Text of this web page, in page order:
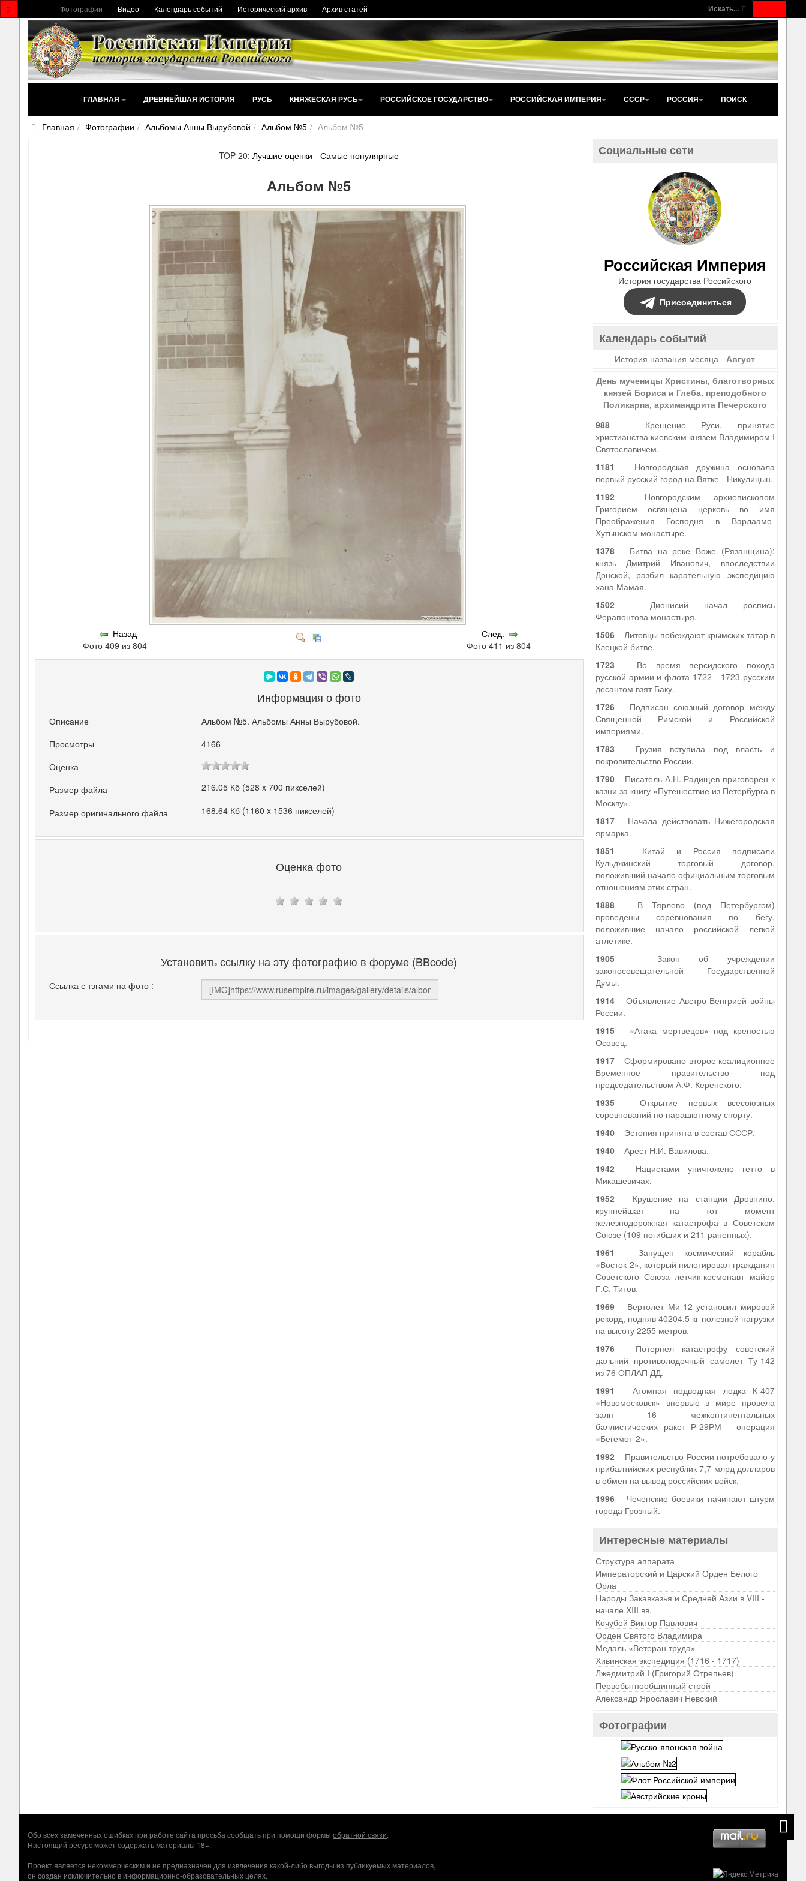
Искать...
Фотографии Видео Календарь событий Исторический архив Архив статей
ГЛАВНАЯ ДРЕВНЕЙШАЯ ИСТОРИЯ РУСЬ КНЯЖЕСКАЯ РУСЬ РОССИЙСКОЕ ГОСУДАРСТВО РОССИЙСКАЯ ИМПЕРИЯ СССР РОССИЯ ПОИСК
Главная Фотографии Альбомы Анны Вырубовой Альбом №5 Альбом №5
TOP 20:Лучшие оценки -Самые популярные
Альбом №5
Назад
Фото 409 из 804
След.
Фото 411 из 804
Информация о фото
Описание
Альбом №5. Альбомы Анны Вырубовой.
Просмотры
4166
Оценка
Размер файла
216.05 Кб (528 x 700 пикселей)
Размер оригинального файла 168.64 Кб (1160 x 1536 пикселей)
Оценка фото
Установить ссылку на эту фотографию в форуме (BBcode)
Ссылка с тэгами на фото :
Социальные сети
Российская Империя
История государства Российского
Присоединиться
Календарь событий
История названия месяца -Август
День мученицы Христины, благотворных
князей Бориса и Глеба, преподобного
Поликарпа, архимандрита Печерского
988– Крещение Руси, принятие
христианства киевским князем Владимиром I
Святославичем.
1181 – Новгородская дружина основала
первый русский город на Вятке - Никулицын.
1192– Новгородским архиепископом
Григорием освящена церковь во имя
Преображения Господня в Варлаамо-
Хутынском монастыре.
1378– Битва на реке Воже (Рязанщина):
князь Дмитрий Иванович, впоследствии
Донской, разбил карательную экспедицию
хана Мамая.
1502– Дионисий начал роспись
Ферапонтова монастыря.
1506– Литовцы побеждают крымских татар в
Клецкой битве.
1723 – Во время персидского похода
русской армии и флота 1722 - 1723 русским
десантом взят Баку.
1726– Подписан союзный договор между
Священной Римской и Российской
империями.
1783 – Грузия вступила под власть и
покровительство России.
1790– Писатель А.Н. Радищев приговорен к
казни за книгу «Путешествие из Петербурга в
Москву».
1817– Начала действовать Нижегородская
ярмарка.
1851 – Китай и Россия подписали
Кульджинский торговый договор,
положивший начало официальным торговым
отношениям этих стран.
1888– В Тярлево (под Петербургом)
проведены соревнования по бегу,
положившие начало российской легкой
атлетике.
1905– Закон об учреждении
законосовещательной Государственной
Думы.
1914– Объявление Австро-Венгрией войны
России.
1915– «Атака мертвецов» под крепостью
Осовец.
1917– Сформировано второе коалиционное
Временное правительство под
председательством А.Ф. Керенского.
1935– Открытие первых всесоюзных
соревнований по парашютному спорту.
1940– Эстония принята в состав СССР.
1940– Арест Н.И. Вавилова.
1942– Нацистами уничтожено гетто в
Микашевичах.
1952– Крушение на станции Дровнино,
крупнейшая на тот момент
железнодорожная катастрофа в Советском
Союзе (109 погибших и 211 раненных).
1961 – Запущен космический корабль
«Восток-2», который пилотировал гражданин
Советского Союза летчик-космонавт майор
Г.С. Титов.
1969– Вертолет Ми-12 установил мировой
рекорд, подняв 40204,5 кг полезной нагрузки
на высоту 2255 метров.
1976– Потерпел катастрофу советский
дальний противолодочный самолет Ту-142
из 76 ОПЛАП ДД.
1991 – Атомная подводная лодка К-407
«Новомосковск» впервые в мире провела
залп 16 межконтинентальных
баллистических ракет Р-29РМ - операция
«Бегемот-2».
1992– Правительство России потребовало у
прибалтийских республик 7,7 млрд долларов
в обмен на вывод российских войск.
1996– Чеченские боевики начинают штурм
города Грозный.
Интересные материалы
Структура аппарата
Императорский и Царский Орден Белого
Орла
Народы Закавказья и Средней Азии в VIII -
начале XIII вв.
Кочубей Виктор Павлович
Орден Святого Владимира
Медаль «Ветеран труда»
Хивинская экспедиция (1716 - 1717)
Лжедмитрий I (Григорий Отрепьев)
Первобытнообщинный строй
Александр Ярославич Невский
Фотографии
Обо всех замеченных ошибках при работе сайта просьба сообщать при помощи формы обратной связи.
Настоящий ресурс может содержать материалы 18+.
Проект является некоммерческим и не предназначен для извлечения какой-либо выгоды из публикуемых материалов,
он создан исключительно в информационно-образовательных целях.